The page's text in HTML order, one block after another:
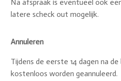
Na afspraak is eventueel ook
latere scheck out mogelijk.
Annuleren
Tijdens de eerste 14 dagen na
kostenloos worden geannuleerd.